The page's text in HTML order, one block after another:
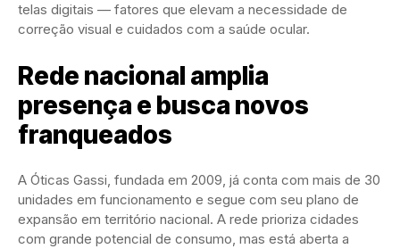
telas digitais — fatores que elevam a necessidade de
correção visual e cuidados com a saúde ocular.
Rede nacional amplia
presença e busca novos
franqueados
A Óticas Gassi, fundada em 2009, já conta com mais de 30
unidades em funcionamento e segue com seu plano de
expansão em território nacional. A rede prioriza cidades
com grande potencial de consumo, mas está aberta a